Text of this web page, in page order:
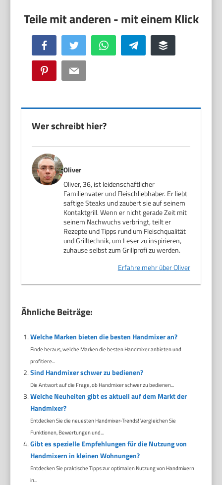
Facebook Twitter WhatsApp Telegram Buffer
Pinterest Email
Wer schreibt hier?
Oliver
Oliver, 36, ist leidenschaftlicher
Familienvater und Fleischliebhaber. Er liebt
saftige Steaks und zaubert sie auf seinem
Kontaktgrill. Wenn er nicht gerade Zeit mit
seinem Nachwuchs verbringt, teilt er
Rezepte und Tipps rund um Fleischqualität
und Grilltechnik, um Leser zu inspirieren,
zuhause selbst zum Grillprofi zu werden.
Erfahre mehr über Oliver
Ähnliche Beiträge:
Welche Marken bieten die besten Handmixer an?
Finde heraus, welche Marken die besten Handmixer anbieten und
profitiere...
Sind Handmixer schwer zu bedienen?
Die Antwort auf die Frage, ob Handmixer schwer zu bedienen...
Welche Neuheiten gibt es aktuell auf dem Markt der
Handmixer?
Entdecken Sie die neuesten Handmixer-Trends! Vergleichen Sie
Funktionen, Bewertungen und...
Gibt es spezielle Empfehlungen für die Nutzung von
Handmixern in kleinen Wohnungen?
Entdecken Sie praktische Tipps zur optimalen Nutzung von Handmixern
in...